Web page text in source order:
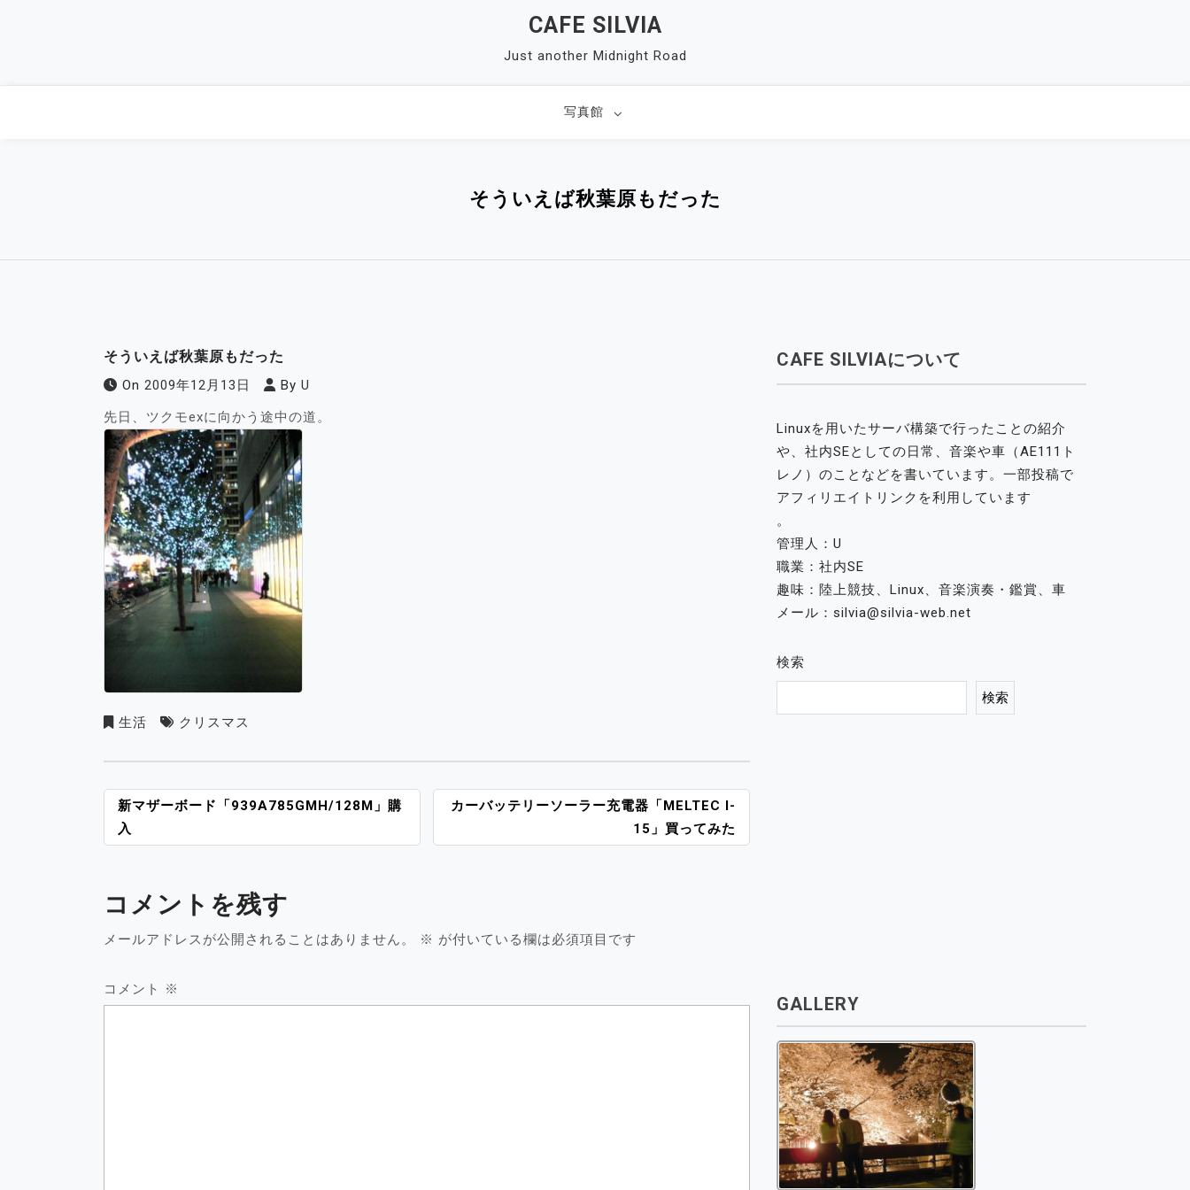
CAFE SILVIA
Just another Midnight Road
写真館
そういえば秋葉原もだった
そういえば秋葉原もだった
On 2009年12月13日 By U
先日、ツクモexに向かう途中の道。
生活 クリスマス
投
稿
ナ
ゲ
ー
シ
ン
新マザーボード「939A785GMH/128M」購
入
カーバッテリーソーラー充電器「MELTEC I-
15」買ってみた
コメントを残す
メールアドレスが公開されることはありません。 ※ が付いている欄は必須項目です
コメント ※
CAFE SILVIAについて
Linuxを用いたサーバ構築で行ったことの紹介
や、社内SEとしての日常、音楽や車（AE111ト
レノ）のことなどを書いています。一部投稿で
アフィリエイトリンクを利用しています
。
管理人：U
職業：社内SE
趣味：陸上競技、Linux、音楽演奏・鑑賞、車
メール：silvia@silvia-web.net
検索
検索
GALLERY